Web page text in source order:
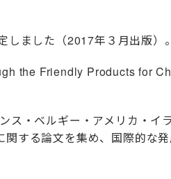
ました（2017年３月出版）。
the Friendly Products for
ス・ベルギー・アメリカ・イ
する論文を集め、国際的な